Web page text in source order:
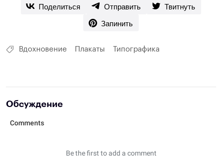
Поделиться Отправить
Твитнуть
Запинить
Вдохновение Плакаты Типографика
Обсуждение